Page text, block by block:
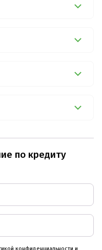
по кредиту
конфиденциальности и